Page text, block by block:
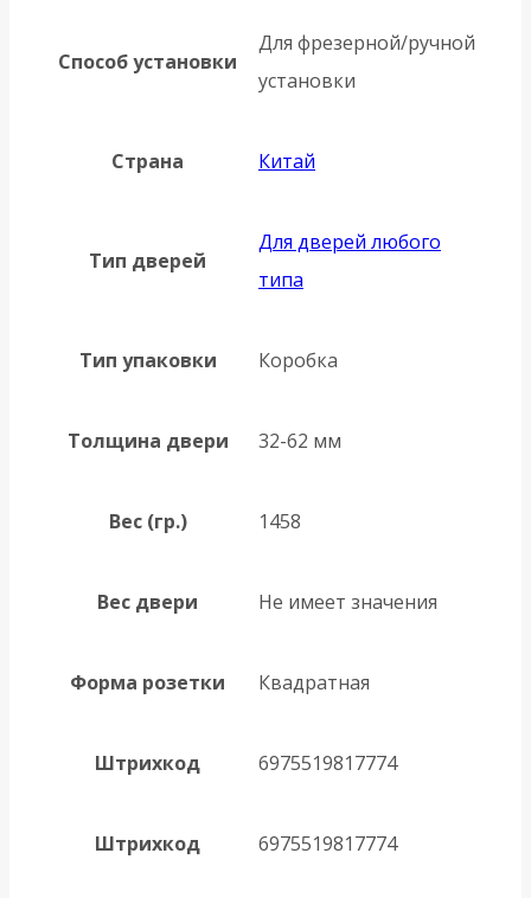
Способ установки
Для фрезерной/ручной
установки
Страна Китай
Тип дверей
Для дверей любого
типа
Тип упаковки Коробка
Толщина двери 32-62 мм
Вес (гр.) 1458
Вес двери Не имеет значения
Форма розетки Квадратная
Штрихкод 6975519817774
Штрихкод 6975519817774